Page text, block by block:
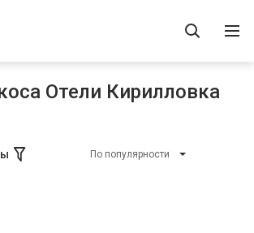
Отели Кирилловка
По популярности